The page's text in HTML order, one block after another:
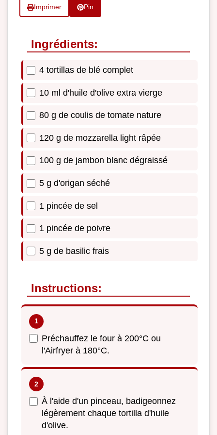
Imprimer Pin
Ingrédients:
4 tortillas de blé complet
10 ml d'huile d'olive extra vierge
80 g de coulis de tomate nature
120 g de mozzarella light râpée
100 g de jambon blanc dégraissé
5 g d'origan séché
1 pincée de sel
1 pincée de poivre
5 g de basilic frais
Instructions:
Préchauffez le four à 200°C ou
l'Airfryer à 180°C.
À l'aide d'un pinceau, badigeonnez
légèrement chaque tortilla d'huile
d'olive.